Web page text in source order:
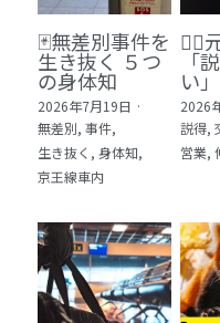
2 発達障害・精
3 身体知・非言語
4 創作・芸術・
5 教育・マネジ
6 セールス・マ
ル 21冊
7 ライフスタイ
日本語
日本語
🃏無差別事件を
生き抜く ５つ
の身体知
2026年7月19日 ·
無差別, 事件,
生き抜く, 身体知,
京王線車内
🙅‍♂️
「
い
2026
説得,
営業,